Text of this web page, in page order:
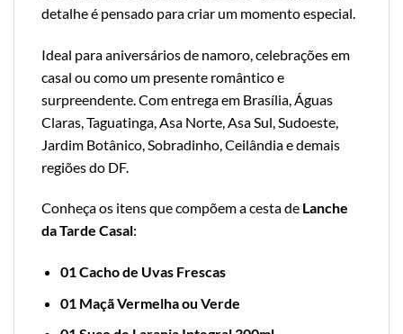
detalhe é pensado para criar um momento especial.
Ideal para aniversários de namoro, celebrações em
casal ou como um presente romântico e
surpreendente. Com entrega em Brasília, Águas
Claras, Taguatinga, Asa Norte, Asa Sul, Sudoeste,
Jardim Botânico, Sobradinho, Ceilândia e demais
regiões do DF.
Conheça os itens que compõem a cesta de Lanche
da Tarde Casal:
01 Cacho de Uvas Frescas
01 Maçã Vermelha ou Verde